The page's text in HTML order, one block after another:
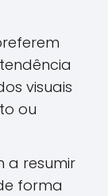
visuais
ou
a resumir
forma